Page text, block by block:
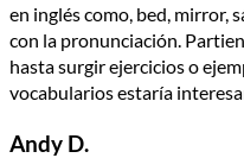
en inglés como, bed, mirror,
con la pronunciación.
hasta surgir ejercicios o
vocabularios estaría
Andy D.